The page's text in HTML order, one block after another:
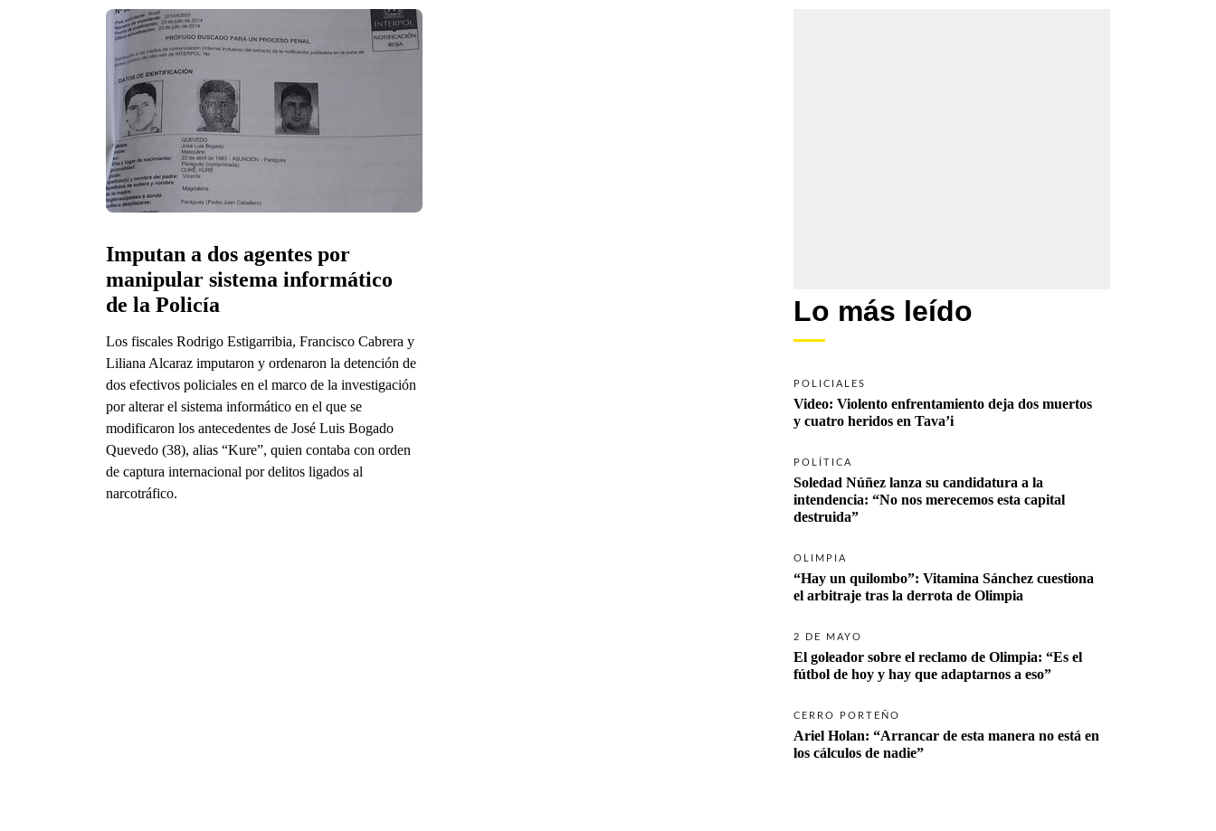
Imputan a dos agentes por
manipular sistema informático
de la Policía
Los fiscales Rodrigo Estigarribia, Francisco Cabrera y
Liliana Alcaraz imputaron y ordenaron la detención de
dos efectivos policiales en el marco de la investigación
por alterar el sistema informático en el que se
modificaron los antecedentes de José Luis Bogado
Quevedo (38), alias “Kure”, quien contaba con orden
de captura internacional por delitos ligados al
narcotráfico.
Lo más leído
POLICIALES
Video: Violento enfrentamiento deja dos muertos
y cuatro heridos en Tava’i
POLÍTICA
Soledad Núñez lanza su candidatura a la
intendencia: “No nos merecemos esta capital
destruida”
OLIMPIA
“Hay un quilombo”: Vitamina Sánchez cuestiona
el arbitraje tras la derrota de Olimpia
2 DE MAYO
El goleador sobre el reclamo de Olimpia: “Es el
fútbol de hoy y hay que adaptarnos a eso”
CERRO PORTEÑO
Ariel Holan: “Arrancar de esta manera no está en
los cálculos de nadie”